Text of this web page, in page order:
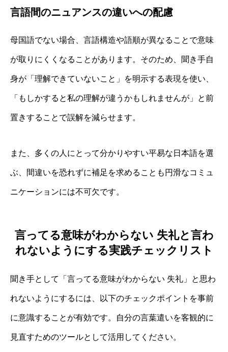
言語間のニュアンスの違いへの配慮
母国語でない場合、言語構造や語順が異なることで意味
が取りにくくなることがあります。そのため、聞き手自
身が「理解できていないこと」を明示する表現を使い、
「もしかすると私の理解が違うかもしれませんが」と前
置きすることで誤解を減らせます。
また、多くの人にとって分かりやすい平易な日本語を選
ぶ、間違いを恐れずに補足を求めることも円滑なコミュ
ニケーションには不可欠です。
言ってる意味がわからない 失礼と言わ
れないようにする実践チェックリスト
聞き手として「言ってる意味がわからない 失礼」と思わ
れないようにするには、以下のチェックポイントを事前
に意識することが有効です。自分の言葉遣いを客観的に
見直すためのツールとして活用してください。